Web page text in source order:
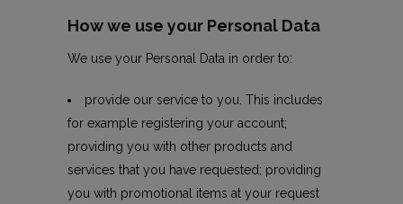
How we use your Personal Data
We use your Personal Data in order to:
provide our service to you. This includes
for example registering your account;
providing you with other products and
services that you have requested; providing
you with promotional items at your request